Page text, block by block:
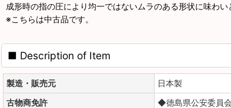
成形時の指の圧により均一ではないムラのある形状に味わ
※こちらは中古品です。
■ Description of Item
製造・販売元
日本製
古物商免許
◆徳島県公安委員